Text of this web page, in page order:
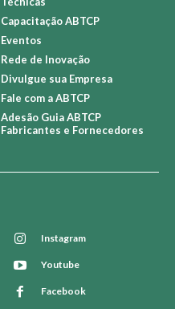
Universidade Setorial ABTCP
Participe das Atividades
Técnicas
Capacitação ABTCP
Eventos
Rede de Inovação
Divulgue sua Empresa
Fale com a ABTCP
Fabricantes e Fornecedores